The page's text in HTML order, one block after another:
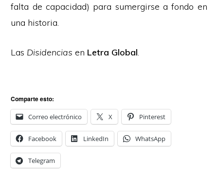
falta de capacidad) para sumergirse a fondo en
una historia.
Las Disidencias en Letra Global.
Comparte esto:
Correo electrónico X Pinterest
Facebook LinkedIn WhatsApp
Telegram